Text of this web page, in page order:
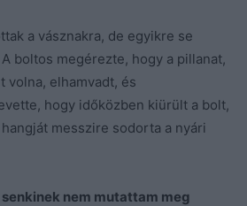
a vásznakra, de egyikre se
boltos megérezte, hogy a pillanat,
volna, elhamvadt, és
hogy időközben kiürült a bolt,
messzire sodorta a nyári
nem mutattam meg